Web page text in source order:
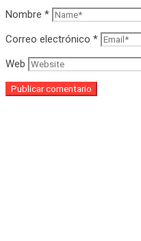
Nombre *
Correo electrónico *
Web